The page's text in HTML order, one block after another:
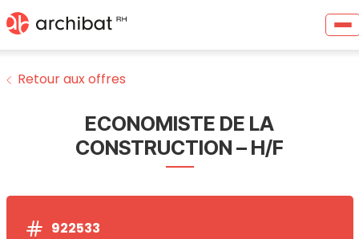
Retour aux offres
ECONOMISTE DE LA
CONSTRUCTION – H/F
922533